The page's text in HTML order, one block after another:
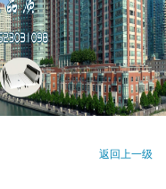
返回上一级